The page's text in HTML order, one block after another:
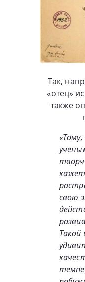
Так,
«отец»
также
свою
Такой